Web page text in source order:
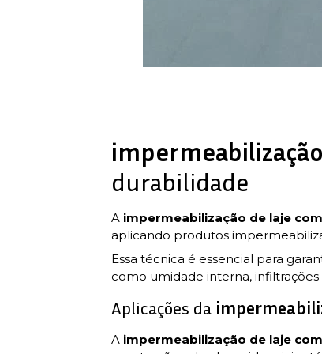
durabilidade
A impermeabilização de laje
aplicando produtos
Essa técnica é essencial para
como umidade interna,
Aplicações da
A impermeabilização de laje